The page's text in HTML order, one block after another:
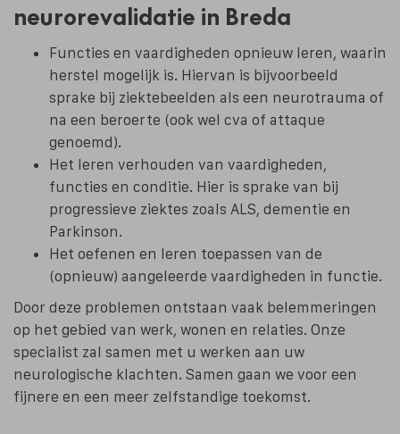
neurorevalidatie in Breda
Functies en vaardigheden opnieuw leren, waarin
herstel mogelijk is. Hiervan is bijvoorbeeld
sprake bij ziektebeelden als een neurotrauma of
na een beroerte (ook wel cva of attaque
genoemd).
Het leren verhouden van vaardigheden,
functies en conditie. Hier is sprake van bij
progressieve ziektes zoals ALS, dementie en
Parkinson.
Het oefenen en leren toepassen van de
(opnieuw) aangeleerde vaardigheden in functie.
Door deze problemen ontstaan vaak belemmeringen
op het gebied van werk, wonen en relaties. Onze
specialist zal samen met u werken aan uw
neurologische klachten. Samen gaan we voor een
fijnere en een meer zelfstandige toekomst.